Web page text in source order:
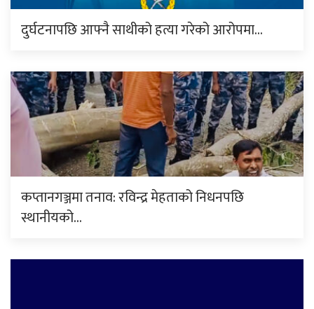
दुर्घटनापछि आफ्नै साथीको हत्या गरेको आरोपमा…
कप्तानगञ्जमा तनाव: रविन्द्र मेहताको निधनपछि
स्थानीयको…